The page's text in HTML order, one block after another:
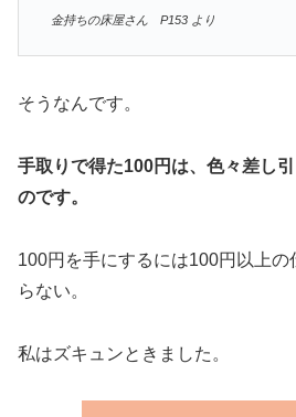
金持ちの床屋さん P153 より
そうなんです。
手取りで得た100円は、色々差し
のです。
100円を手にするには100円以上の
らない。
私はズキュンときました。